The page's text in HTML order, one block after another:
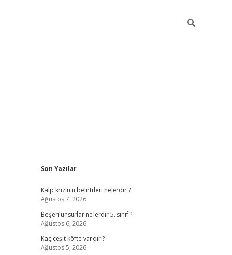
Sidebar
Son Yazılar
Kalp krizinin belirtileri nelerdir ?
Ağustos 7, 2026
Beşeri unsurlar nelerdir 5. sınıf ?
Ağustos 6, 2026
Kaç çeşit köfte vardır ?
Ağustos 5, 2026